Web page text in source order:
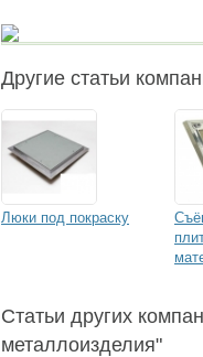
Другие статьи
Люки под покраску
Статьи других
металлоизделия"